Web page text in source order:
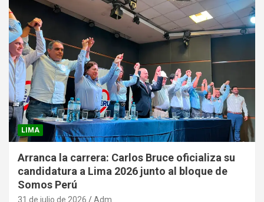
LIMA
Arranca la carrera: Carlos Bruce oficializa su
candidatura a Lima 2026 junto al bloque de
Somos Perú
31 de julio de 2026 Adm